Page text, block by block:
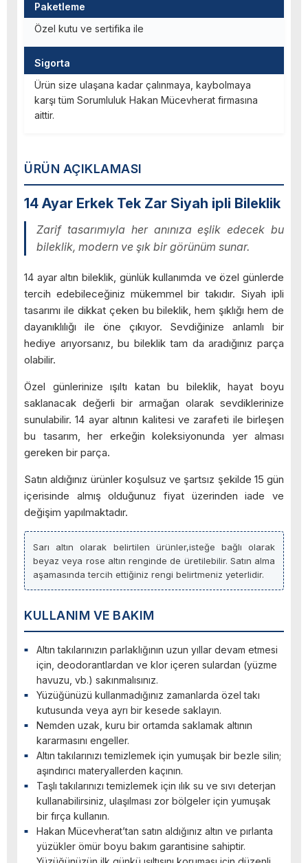
ÜRÜN AÇIKLAMASI
14 Ayar Erkek Tek Zar Siyah ipli Bileklik
Zarif tasarımıyla her anınıza eşlik edecek bu
bileklik, modern ve şık bir görünüm sunar.
14 ayar altın bileklik, günlük kullanımda ve özel günlerde
tercih edebileceğiniz mükemmel bir takıdır. Siyah ipli
tasarımı ile dikkat çeken bu bileklik, hem şıklığı hem de
dayanıklılığı ile öne çıkıyor. Sevdiğinize anlamlı bir
hediye arıyorsanız, bu bileklik tam da aradığınız parça
olabilir.
Özel günlerinize ışıltı katan bu bileklik, hayat boyu
saklanacak değerli bir armağan olarak sevdiklerinize
sunulabilir. 14 ayar altının kalitesi ve zarafeti ile birleşen
bu tasarım, her erkeğin koleksiyonunda yer alması
gereken bir parça.
Satın aldığınız ürünler koşulsuz ve şartsız şekilde 15 gün
içerisinde almış olduğunuz fiyat üzerinden iade ve
değişim yapılmaktadır.
Sarı altın olarak belirtilen ürünler,isteğe bağlı olarak
beyaz veya rose altın renginde de üretilebilir. Satın alma
aşamasında tercih ettiğiniz rengi belirtmeniz yeterlidir.
Paketleme
Özel kutu ve sertifika ile
Sigorta
Ürün size ulaşana kadar çalınmaya, kaybolmaya
karşı tüm Sorumluluk Hakan Mücevherat firmasına
aittir.
KULLANIM VE BAKIM
Altın takılarınızın parlaklığının uzun yıllar devam etmesi
için, deodorantlardan ve klor içeren sulardan (yüzme
havuzu, vb.) sakınmalısınız.
Yüzüğünüzü kullanmadığınız zamanlarda özel takı
kutusunda veya ayrı bir kesede saklayın.
Nemden uzak, kuru bir ortamda saklamak altının
kararmasını engeller.
Altın takılarınızı temizlemek için yumuşak bir bezle silin;
aşındırıcı materyallerden kaçının.
Taşlı takılarınızı temizlemek için ılık su ve sıvı deterjan
kullanabilirsiniz, ulaşılması zor bölgeler için yumuşak
bir fırça kullanın.
Hakan Mücevherat’tan satın aldığınız altın ve pırlanta
yüzükler ömür boyu bakım garantisine sahiptir.